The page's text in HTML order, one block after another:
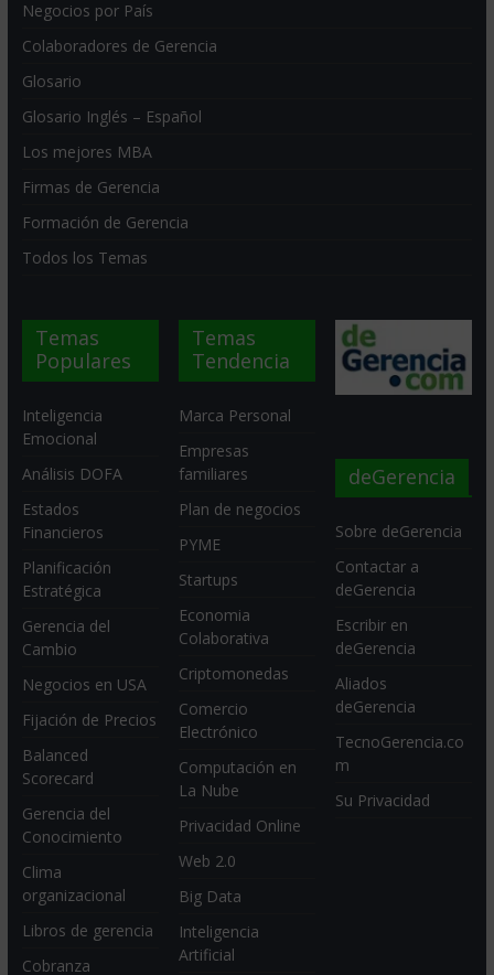
Negocios por País
Colaboradores de Gerencia
Glosario
Glosario Inglés – Español
Los mejores MBA
Firmas de Gerencia
Formación de Gerencia
Todos los Temas
Temas
Populares
Inteligencia
Emocional
Análisis DOFA
Estados
Financieros
Planificación
Estratégica
Gerencia del
Cambio
Negocios en USA
Fijación de Precios
Balanced
Scorecard
Gerencia del
Conocimiento
Clima
organizacional
Libros de gerencia
Cobranza
Temas
Tendencia
Marca Personal
Empresas
familiares
Plan de negocios
PYME
Startups
Economia
Colaborativa
Criptomonedas
Comercio
Electrónico
Computación en
La Nube
Privacidad Online
Web 2.0
Big Data
Inteligencia
Artificial
deGerencia
Sobre deGerencia
Contactar a
deGerencia
Escribir en
deGerencia
Aliados
deGerencia
TecnoGerencia.co
m
Su Privacidad